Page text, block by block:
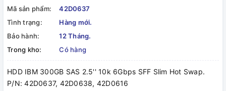
Mã sản phẩm:
42D0637
Tình trạng:
Hàng mới.
Bảo hành:
12 Tháng.
Trong kho:
Có hàng
HDD IBM 300GB SAS 2.5'' 10k 6Gbps SFF Slim Hot Swap.
P/N: 42D0637, 42D0638, 42D0616